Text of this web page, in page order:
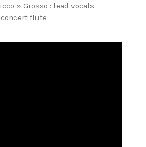
» Grosso : lead vocals
concert flute